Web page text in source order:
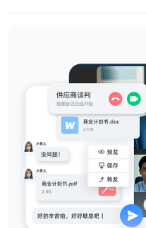
通讯解决方案，高度适配泛娱